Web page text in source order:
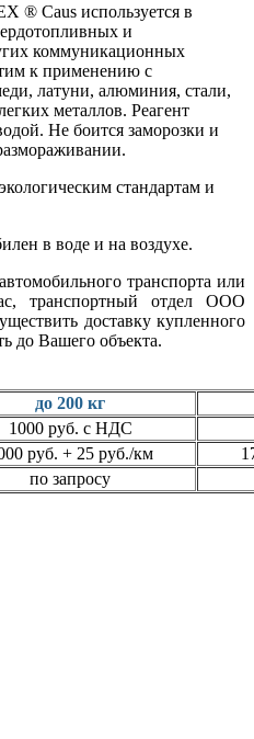
® Caus используется в
и
коммуникационных
к применению с
латуни, алюминия, стали,
металлов. Реагент
Не боится заморозки и
стандартам и
в воде и на воздухе.
транспорта или
транспортный отдел ООО
доставку купленного
до Вашего объекта.
до 200 кг
1000 руб. с НДС
руб. + 25 руб./км
по запросу